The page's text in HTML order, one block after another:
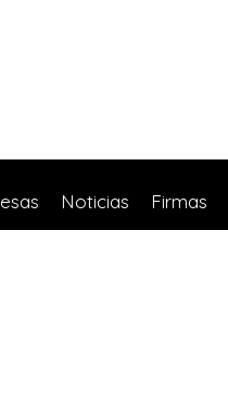
Noticias Firmas